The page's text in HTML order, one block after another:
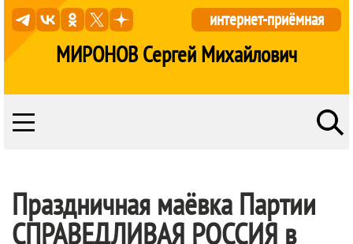
МИРОНОВ Сергей Михайлович
интернет-приёмная
Праздничная маëвка Партии
СПРАВЕДЛИВАЯ РОССИЯ в